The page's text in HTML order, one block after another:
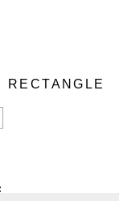
RECTANGLE